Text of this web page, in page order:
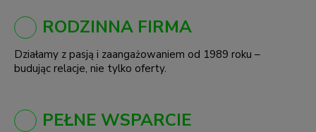
RODZINNA FIRMA
Działamy z pasją i zaangażowaniem od 1989 roku –
budując relacje, nie tylko oferty.
PEŁNE WSPARCIE